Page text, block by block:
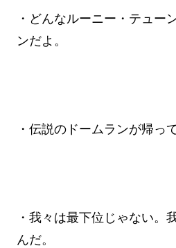
・どんなルーニー・テュー
ンだよ。
・伝説のドームランが帰っ
・我々は最下位じゃない。
んだ。